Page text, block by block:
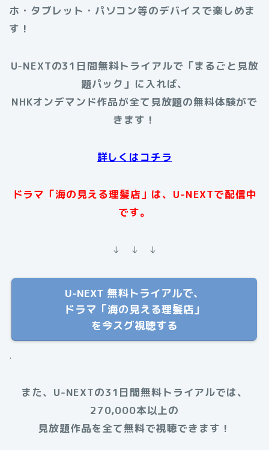
ホ・タブレット・パソコン等のデバイスで楽しめま
す！
U-NEXTの31日間無料トライアルで「まるごと見放
題パック」に入れば、
NHKオンデマンド作品が全て見放題の無料体験がで
きます！
詳しくはコチラ
ドラマ「海の見える理髪店」は、U-NEXTで配信中
です。
↓ ↓ ↓
U-NEXT 無料トライアルで、
ドラマ「海の見える理髪店」
を今スグ視聴する
.
また、U-NEXTの31日間無料トライアルでは、
270,000本以上の
見放題作品を全て無料で視聴できます！